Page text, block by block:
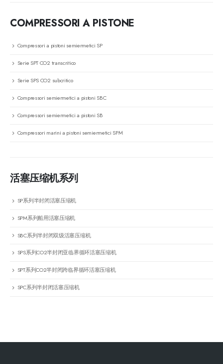
COMPRESSORI A PISTONE
Compressori a pistoni semiermetici SP
Serie SPT CO2 transcritico
Serie SPS CO2 subcritico
Compressori semiermetici a pistoni SBC
Compressori semiermetici a pistoni SB
Compressori marini a pistoni semiermetici SPM
活塞压缩机系列
SP系列半封闭活塞压缩机
SPM系列船用活塞压缩机
SBC系列半封闭双级活塞压缩机
SPS系列CO2半封闭亚临界循环活塞压缩机
SPT系列CO2半封闭跨临界循环活塞压缩机
SPC系列半封闭活塞压缩机